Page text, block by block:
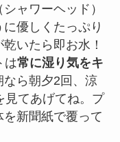
シャワーヘッド）
優しくたっぷり
いたら即お水！
は常に湿り気をキ
ら朝夕2回、涼
見てあげてね。プ
新聞紙で覆って